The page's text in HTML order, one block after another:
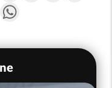
Messenger